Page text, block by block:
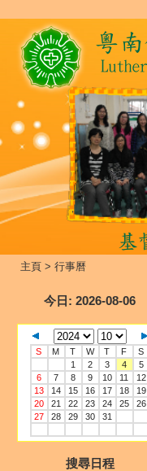
主頁 > 行事曆
今日 : 2026-08-06
S M T W T F
S
1
2 3 4
5
6
7 8 9 10 11
12
13
14 15 16 17 18
19
20
21 22 23 24 25
26
27
28 29 30 31
搜尋日程